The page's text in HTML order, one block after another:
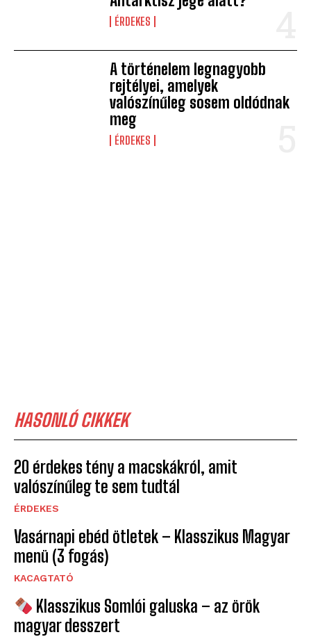
ÉRDEKES
A történelem legnagyobb
rejtélyei, amelyek
valószínűleg sosem oldódnak
meg
ÉRDEKES
HASONLÓ CIKKEK
20 érdekes tény a macskákról, amit
valószínűleg te sem tudtál
ÉRDEKES
Vasárnapi ebéd ötletek – Klasszikus Magyar
menü (3 fogás)
KACAGTATÓ
Klasszikus Somlói galuska – az örök
magyar desszert